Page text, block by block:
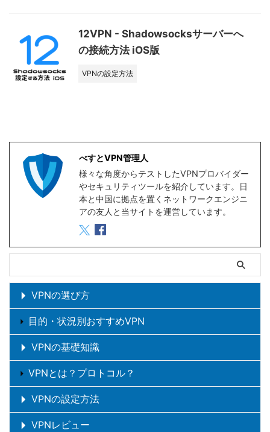
12VPN - Shadowsocksサーバーへ
の接続方法 iOS版
VPNの設定方法
べすとVPN管理人
様々な角度からテストしたVPNプロバイダー
やセキュリティツールを紹介しています。日
本と中国に拠点を置くネットワークエンジニ
アの友人と当サイトを運営しています。
VPNの選び方
目的・状況別おすすめVPN
VPNの基礎知識
VPNとは？プロトコル？
VPNの設定方法
VPNレビュー